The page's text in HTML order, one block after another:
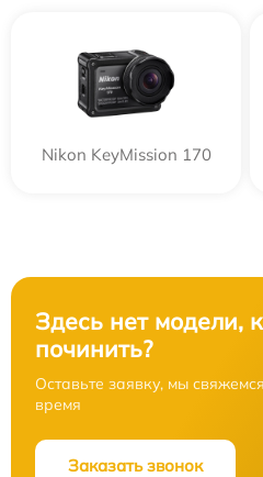
Nikon KeyMission 170
Здесь нет модели,
починить?
Оставьте заявку, мы
время
Заказать звонок